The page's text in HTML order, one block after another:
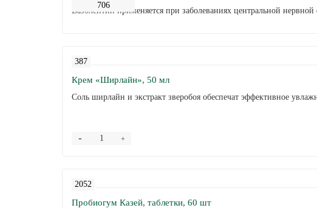
706
Вазолептин применяется при заболеваниях центральной
387
Крем «Ширлайн», 50 мл
Соль ширлайн и экстракт зверобоя обеспечат эффективное
+
-
2052
Пробиогум Казей, таблетки, 60 шт